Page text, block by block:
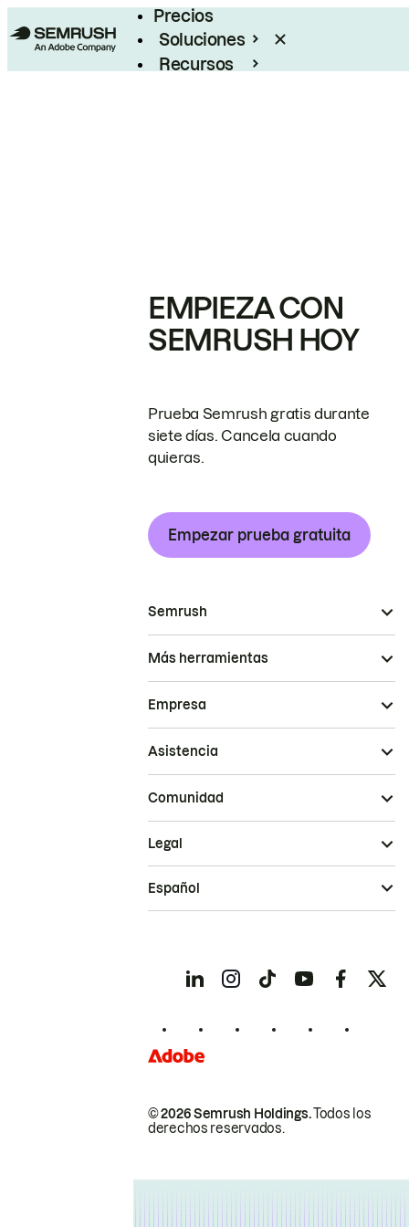
Precios
Soluciones
Recursos
EMPIEZA CON
SEMRUSH HOY
Prueba Semrush gratis durante
siete días. Cancela cuando
quieras.
Empezar prueba gratuita
Semrush
Más herramientas
Empresa
Asistencia
Comunidad
© 2026 Semrush Holdings.Todos los
derechos reservados.
Legal
Español